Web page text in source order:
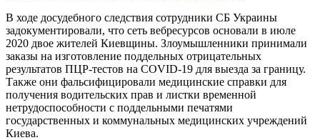
В ходе досудебного следствия сотрудники СБ Украины
задокументировали, что сеть вебресурсов основали в июле
2020 двое жителей Киевщины. Злоумышленники принимали
заказы на изготовление поддельных отрицательных
результатов ПЦР-тестов на COVID-19 для выезда за границу.
Также они фальсифицировали медицинские справки для
получения водительских прав и листки временной
нетрудоспособности с поддельными печатями
государственных и коммунальных медицинских учреждений
Киева.